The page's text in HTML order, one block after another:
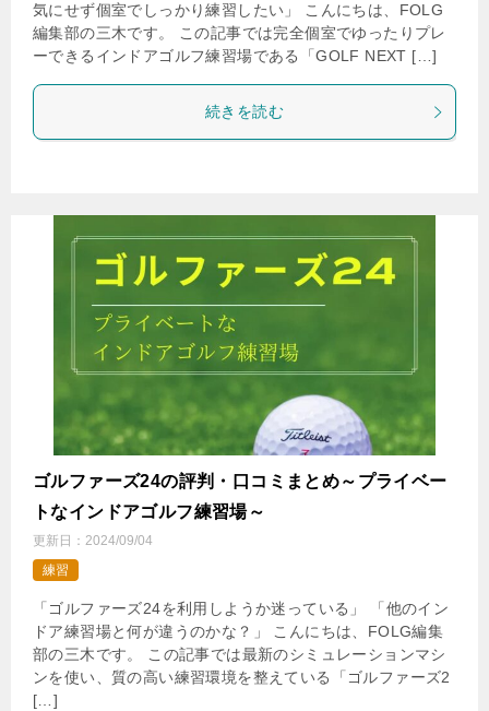
気にせず個室でしっかり練習したい」 こんにちは、FOLG
編集部の三木です。 この記事では完全個室でゆったりプレ
ーできるインドアゴルフ練習場である「GOLF NEXT […]
続きを読む
ゴルファーズ24の評判・口コミまとめ～プライベー
トなインドアゴルフ練習場～
更新日： 2024/09/04
練習
「ゴルファーズ24を利用しようか迷っている」 「他のイン
ドア練習場と何が違うのかな？」 こんにちは、FOLG編集
部の三木です。 この記事では最新のシミュレーションマシ
ンを使い、質の高い練習環境を整えている「ゴルファーズ2
[…]